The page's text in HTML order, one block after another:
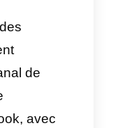
chatter
avec un
CTA